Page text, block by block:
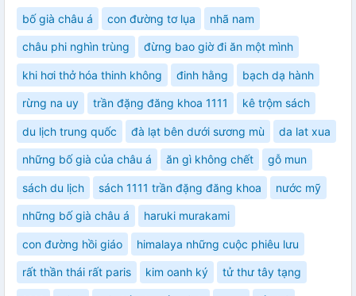
bố già châu á con đường tơ lụa nhã nam
châu phi nghìn trùng đừng bao giờ đi ăn một mình
khi hơi thở hóa thinh không đinh hằng bạch dạ hành
rừng na uy trần đặng đăng khoa 1111 kê trộm sách
du lịch trung quốc đà lạt bên dưới sương mù da lat xua
những bố già của châu á ăn gì không chết gỗ mun
sách du lịch sách 1111 trần đặng đăng khoa nước mỹ
những bố già châu á haruki murakami
con đường hồi giáo himalaya những cuộc phiêu lưu
rất thần thái rất paris kim oanh ký tử thư tây tạng